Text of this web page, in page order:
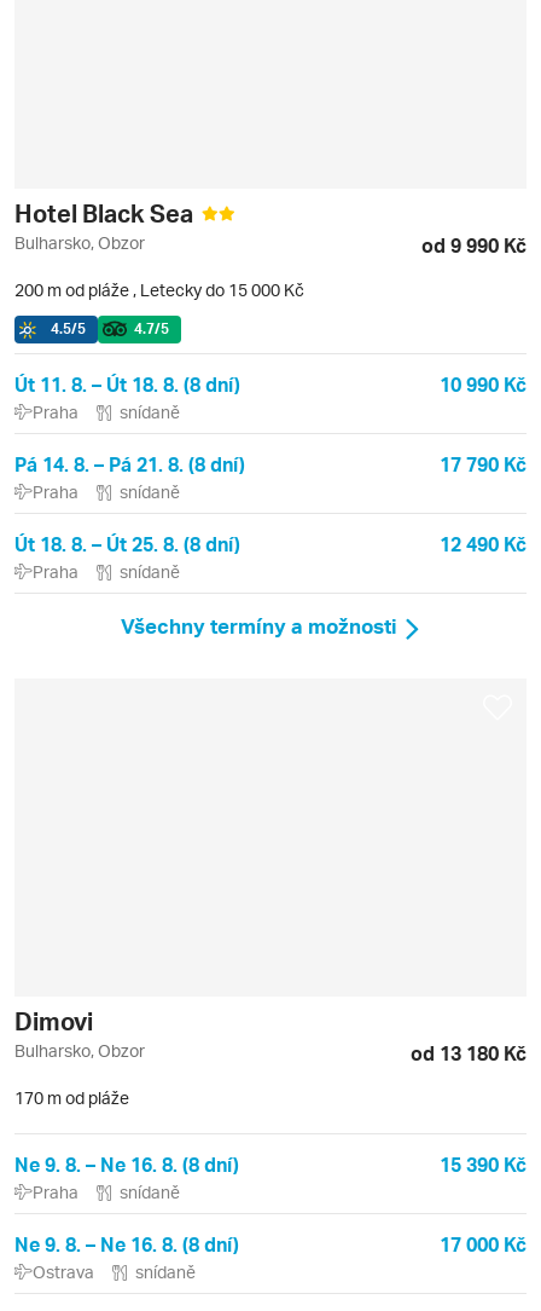
Hotel Black Sea
Bulharsko, Obzor od 9 990 Kč
200 m od pláže , Letecky do 15 000 Kč
4.5/5 4.7/5
Út 11. 8. – Út 18. 8. (8 dní) 10 990 Kč
Praha snídaně
Pá 14. 8. – Pá 21. 8. (8 dní) 17 790 Kč
Praha snídaně
Út 18. 8. – Út 25. 8. (8 dní) 12 490 Kč
Praha snídaně
Všechny termíny a možnosti
Dimovi
Bulharsko, Obzor od 13 180 Kč
170 m od pláže
Ne 9. 8. – Ne 16. 8. (8 dní) 15 390 Kč
Praha snídaně
Ne 9. 8. – Ne 16. 8. (8 dní) 17 000 Kč
Ostrava snídaně